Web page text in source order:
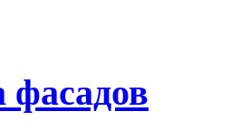
фасадов